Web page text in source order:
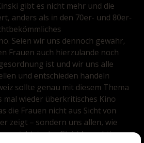
gibt es nicht mehr und die
anders als in den 70er- und 80er-
Seien wir uns dennoch gewahr,
Frauen auch hierzulande noch
ist und wir uns alle
und entschieden handeln
sollte genau mit diesem Thema
mal wieder überkritisches Kino
die Frauen nicht aus Sicht von
zeigt – sondern uns allen, wie
aussieht, in der Gleichberechtigung